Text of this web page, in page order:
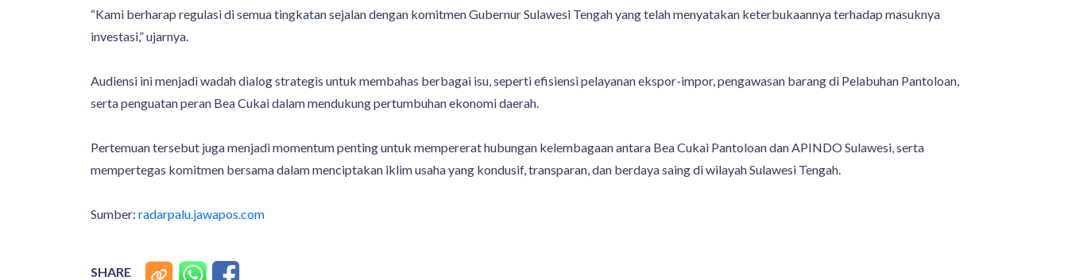
“Kami berharap regulasi di semua tingkatan sejalan dengan komitmen Gubernur Sulawesi Tengah yang telah menyatakan keterbukaannya terhadap masuknya
investasi,” ujarnya.
Audiensi ini menjadi wadah dialog strategis untuk membahas berbagai isu, seperti efisiensi pelayanan ekspor-impor, pengawasan barang di Pelabuhan Pantoloan,
serta penguatan peran Bea Cukai dalam mendukung pertumbuhan ekonomi daerah.
Pertemuan tersebut juga menjadi momentum penting untuk mempererat hubungan kelembagaan antara Bea Cukai Pantoloan dan APINDO Sulawesi, serta
mempertegas komitmen bersama dalam menciptakan iklim usaha yang kondusif, transparan, dan berdaya saing di wilayah Sulawesi Tengah.
Sumber: radarpalu.jawapos.com
SHARE